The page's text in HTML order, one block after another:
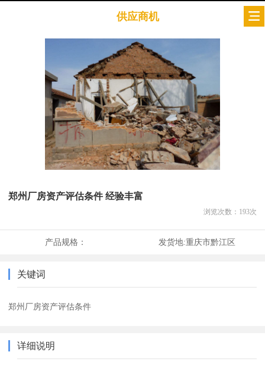
供应商机
郑州厂房资产评估条件 经验丰富
浏览次数： 193次
产品规格： 发货地:重庆市黔江区
关键词
郑州厂房资产评估条件
详细说明